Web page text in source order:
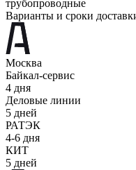
Варианты и сроки
Москва
Байкал-сервис
4 дня
Деловые линии
5 дней
РАТЭК
4-6 дня
КИТ
5 дней